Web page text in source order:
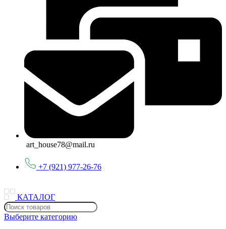
art_house78@mail.ru
+7 (921) 977-26-76
КАТАЛОГ
Выберите категорию